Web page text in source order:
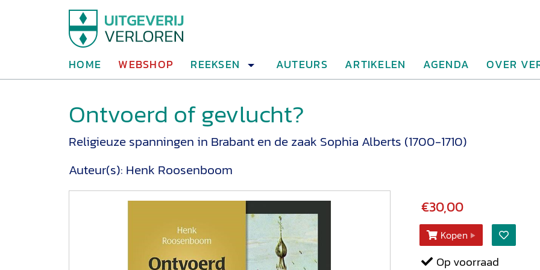
HOME WEBSHOP REEKSEN AUTEURS ARTIKELEN AGENDA OVER
Ontvoerd of gevlucht?
Religieuze spanningen in Brabant en de zaak Sophia Alberts (1700-1710)
Auteur(s): Henk Roosenboom
€30,00
Kopen
Op voorraad